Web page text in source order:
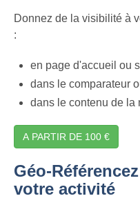
Donnez de la visibilité à
:
en page d'accueil ou
dans le comparateur
dans le contenu de la
A PARTIR DE 100 €
Géo-
votre activité